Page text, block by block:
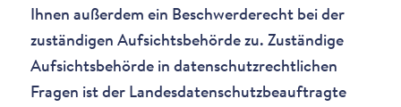
Ihnen außerdem ein Beschwerderecht bei der
zuständigen Aufsichtsbehörde zu. Zuständige
Aufsichtsbehörde in datenschutzrechtlichen
Fragen ist der Landesdatenschutzbeauftragte